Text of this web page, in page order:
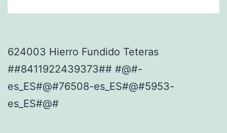
624003 Hierro Fundido Teteras
##8411922439373## #@#-
es_ES#@#76508-es_ES#@#5953-
es_ES#@#